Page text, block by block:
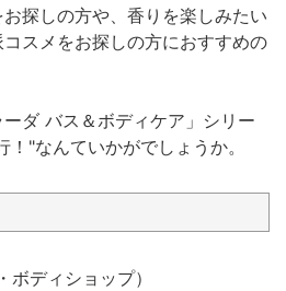
探しの方や、香りを楽しみたい
スメをお探しの方におすすめの
ダ バス＆ボディケア」シリー
"なんていかがでしょうか。
ディショップ）